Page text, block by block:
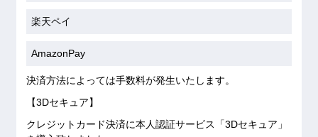
楽天ペイ
AmazonPay
決済方法によっては手数料が発生いたします。
【3Dセキュア】
クレジットカード決済に本人認証サービス「3Dセキュア」